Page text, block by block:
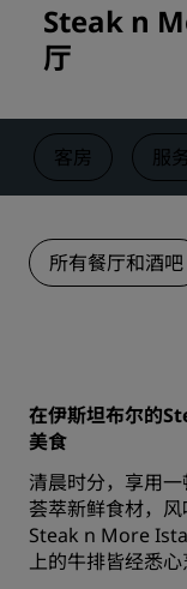
Steak n
厅
客房 服
所有餐厅和酒吧
在伊斯坦布尔的
美食
清晨时分，享用
荟萃新鲜食材，
Steak n More
上的牛排皆经悉心